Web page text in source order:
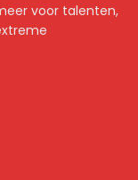
voor talenten,